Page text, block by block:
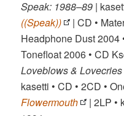
Speak: 1988–89 |
((Speak))
| CD •
Headphone Dust 2004
Tonefloat 2006 • CD
Loveblows &
kasetti • CD • 2CD •
Flowermouth
| 2LP •